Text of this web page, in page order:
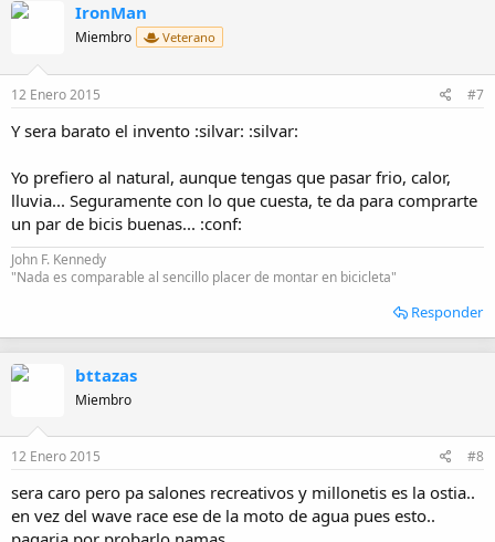
IronMan
Miembro Veterano
12 Enero 2015 #7
Y sera barato el invento :silvar: :silvar:
Yo prefiero al natural, aunque tengas que pasar frio, calor,
lluvia... Seguramente con lo que cuesta, te da para comprarte
un par de bicis buenas... :conf:
John F. Kennedy
"Nada es comparable al sencillo placer de montar en bicicleta"
Responder
bttazas
Miembro
12 Enero 2015 #8
sera caro pero pa salones recreativos y millonetis es la ostia..
en vez del wave race ese de la moto de agua pues esto..